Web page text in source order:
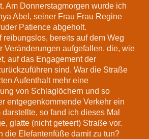
Am Donnerstagmorgen wurde ich
Abel, seiner Frau Frau Regine
Patience abgeholt.
reibungslos, bereits auf dem Weg
Veränderungen aufgefallen, die, wie
auf das Engagement der
sind. War die Straße
Aufenthalt mehr eine
von Schlaglöchern und so
entgegenkommende Verkehr ein
so fand ich dieses Mal
glatte (nicht geteert) Straße vor.
die Elefantenfüße damit zu tun?